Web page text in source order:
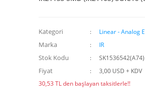
Kategori Linear - Analog
Marka IR
Stok Kodu SK1536542(A74)
Fiyat
3,00 USD + KDV
30,53 TL den başlayan taksitlerle!!